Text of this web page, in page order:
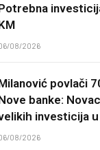
08/2026
povlači
banke:
investicija
08/2026